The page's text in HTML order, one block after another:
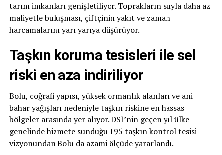
tarım imkanları genişletiliyor. Toprakların suyla daha az
maliyetle buluşması, çiftçinin yakıt ve zaman
harcamalarını yarı yarıya düşürüyor.
Taşkın koruma tesisleri ile sel
riski en aza indiriliyor
Bolu, coğrafi yapısı, yüksek ormanlık alanları ve ani
bahar yağışları nedeniyle taşkın riskine en hassas
bölgeler arasında yer alıyor. DSİ’nin geçen yıl ülke
genelinde hizmete sunduğu 195 taşkın kontrol tesisi
vizyonundan Bolu da azami ölçüde yararlandı.